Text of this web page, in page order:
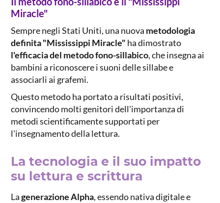
Miracle"
Sempre negli Stati Uniti, una nuova metodologia
definita "Mississippi Miracle" ha dimostrato
l'efficacia del metodo fono-sillabico, che insegna ai
bambini a riconoscere i suoni delle sillabe e
associarli ai grafemi.
Questo metodo ha portato a risultati positivi,
convincendo molti genitori dell'importanza di
metodi scientificamente supportati per
l'insegnamento della lettura.
La tecnologia e il suo impatto
su lettura e scrittura
Lagenerazione Alpha, essendo nativa digitale e